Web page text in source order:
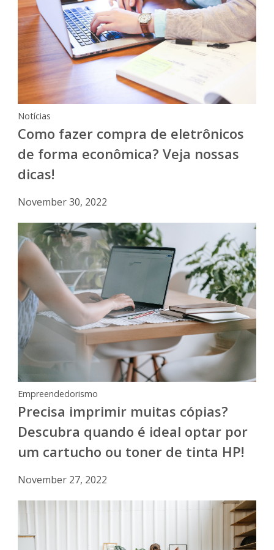
Notícias
Como fazer compra de eletrônicos
de forma econômica? Veja nossas
dicas!
November 30, 2022
Empreendedorismo
Precisa imprimir muitas cópias?
Descubra quando é ideal optar por
um cartucho ou toner de tinta HP!
November 27, 2022